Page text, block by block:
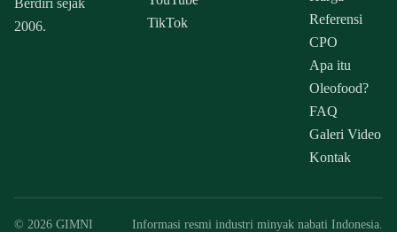
Berdiri sejak
2006.
TikTok
Referensi
CPO
Apa itu
Oleofood?
FAQ
Galeri Video
Kontak
© 2026 GIMNI Informasi resmi industri minyak nabati Indonesia.